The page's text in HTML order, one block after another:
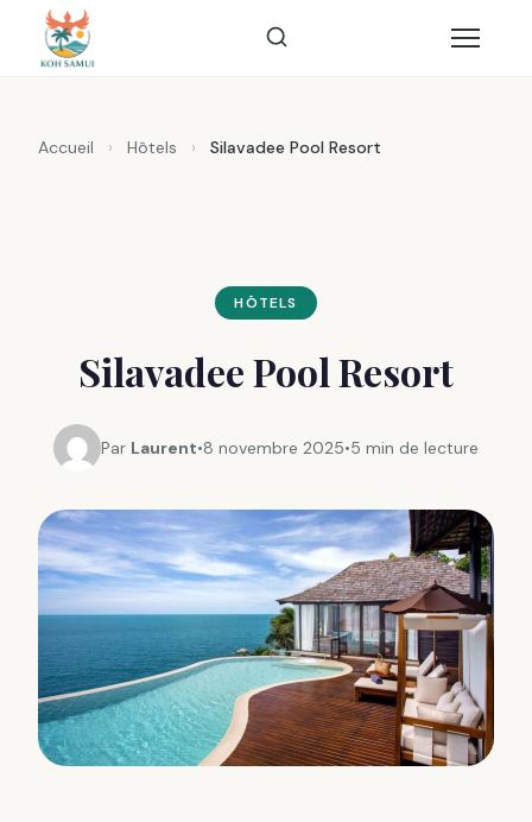
Accueil › Hôtels › Silavadee Pool Resort
HÔTELS
Silavadee Pool Resort
Par Laurent•8 novembre 2025•5 min de lecture